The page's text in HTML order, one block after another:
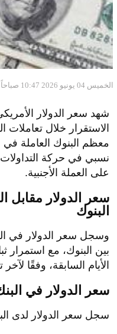
الخميس 04 يونيو 2026 10:47 صباحاً
شهد سعر الدولار
معظم البنوك العاملة
نسبي في حركة
على العملة الأجنبية.
سعر الدولار مقابل
البنوك
وسجل سعر الدولار في
بين البنوك، مع استمرار
الأيام السابقة، وفقًا
سعر الدولار في
سجل سعر الدولار لدى